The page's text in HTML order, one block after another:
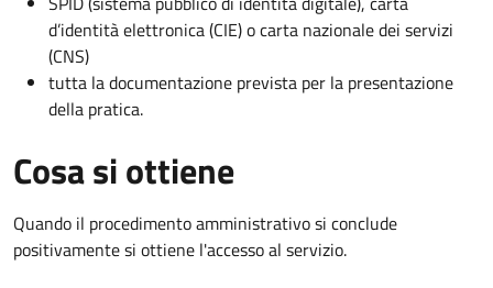
d’identità elettronica (CIE) o carta nazionale dei servizi
(CNS)
tutta la documentazione prevista per la presentazione
della pratica.
Cosa si ottiene
Quando il procedimento amministrativo si conclude
positivamente si ottiene l'accesso al servizio.